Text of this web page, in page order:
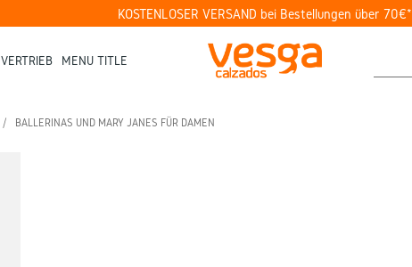
KOSTENLOSER VERSAND bei Bestellungen über 70€*
VERTRIEB MENU TITLE
BALLERINAS UND MARY JANES FÜR DAMEN